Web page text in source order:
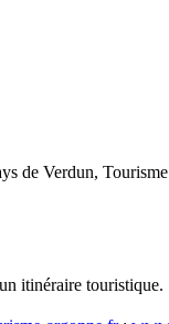
de Verdun,
itinéraire touristique.